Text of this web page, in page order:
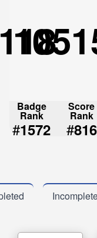
Badge
Rank
#1572
Score
Rank
#816